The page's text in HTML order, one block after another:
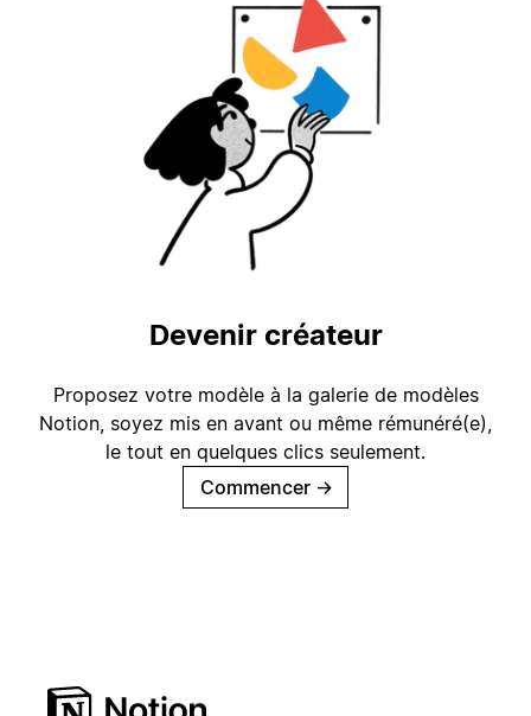
Devenir créateur
Proposez votre modèle à la galerie de modèles
Notion, soyez mis en avant ou même rémunéré(e),
le tout en quelques clics seulement.
Commencer →